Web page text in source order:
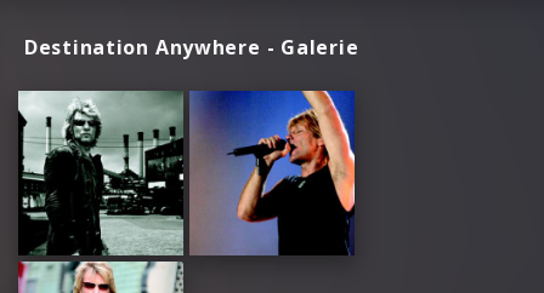
Destination Anywhere - Galerie